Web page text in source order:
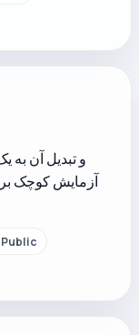
آزمایش کوچک